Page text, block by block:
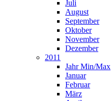
Juli
August
September
Oktober
November
Dezember
2011
Jahr Min/Max
Januar
Februar
März